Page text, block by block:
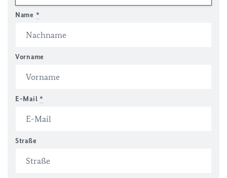
Name *
Vorname
E-Mail *
Straße